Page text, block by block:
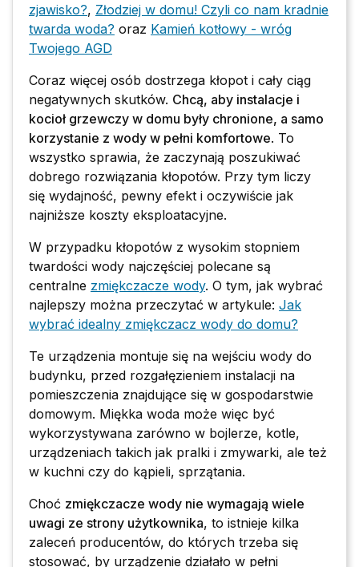
zjawisko?, Złodziej w domu! Czyli co nam kradnie
twarda woda? oraz Kamień kotłowy - wróg
Twojego AGD
Coraz więcej osób dostrzega kłopot i cały ciąg
negatywnych skutków. Chcą, aby instalacje i
kocioł grzewczy w domu były chronione, a samo
korzystanie z wody w pełni komfortowe. To
wszystko sprawia, że zaczynają poszukiwać
dobrego rozwiązania kłopotów. Przy tym liczy
się wydajność, pewny efekt i oczywiście jak
najniższe koszty eksploatacyjne.
W przypadku kłopotów z wysokim stopniem
twardości wody najczęściej polecane są
centralne zmiękczacze wody. O tym, jak wybrać
najlepszy można przeczytać w artykule: Jak
wybrać idealny zmiękczacz wody do domu?
Te urządzenia montuje się na wejściu wody do
budynku, przed rozgałęzieniem instalacji na
pomieszczenia znajdujące się w gospodarstwie
domowym. Miękka woda może więc być
wykorzystywana zarówno w bojlerze, kotle,
urządzeniach takich jak pralki i zmywarki, ale też
w kuchni czy do kąpieli, sprzątania.
Choć zmiękczacze wody nie wymagają wiele
uwagi ze strony użytkownika, to istnieje kilka
zaleceń producentów, do których trzeba się
stosować, by urządzenie działało w pełni